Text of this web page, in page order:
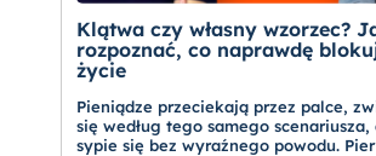
Klątwa czy własny wzorzec?
rozpoznać, co naprawdę
życie
Pieniądze przeciekają przez palce,
się według tego samego
sypie się bez wyraźnego powodu.